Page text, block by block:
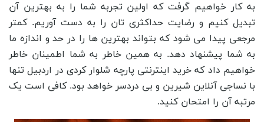
به کار خواهیم گرفت که اولین تجربه شما را به بهترین آن
تبدیل کنیم و رضایت حداکثری تان را به دست آوریم. کمتر
مرجعی پیدا می شود که بتواند بهترین ها را در حد و اندازه ما
به شما پیشنهاد دهد. به همین خاطر به شما اطمینان خاطر
خواهیم داد که خرید اینترنتی پارچه شلوار کردی در اردبیل تنها
با نساجی آنلاین شیرین و بی دردسر خواهد بود. کافی است یک
مرتبه آن را امتحان کنید.